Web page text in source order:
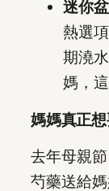
迷你
熱選
期澆
媽，
媽媽真正
去年母親
芍藥送給